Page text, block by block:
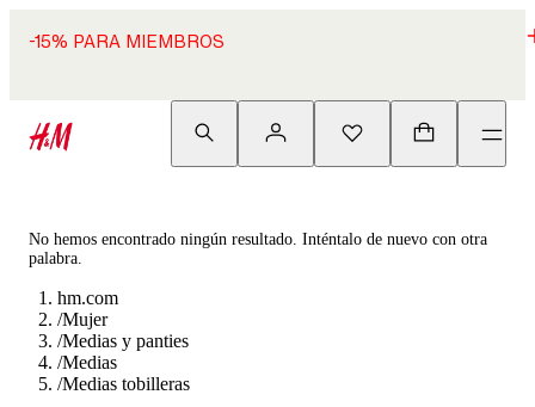
-15% PARA MIEMBROS
No hemos encontrado ningún resultado. Inténtalo de nuevo con otra
palabra.
hm.com
/Mujer
/Medias y panties
/Medias
/Medias tobilleras